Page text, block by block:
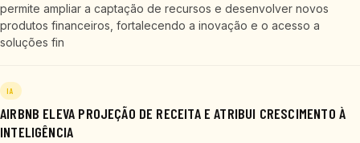
permite ampliar a captação de recursos e desenvolver novos
produtos financeiros, fortalecendo a inovação e o acesso a
soluções fin
IA
AIRBNB ELEVA PROJEÇÃO DE RECEITA E ATRIBUI CRESCIMENTO À
INTELIGÊNCIA